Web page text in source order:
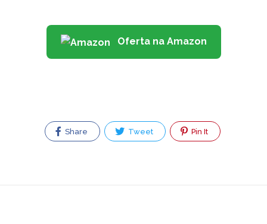
Oferta na Amazon
Share Tweet Pin It